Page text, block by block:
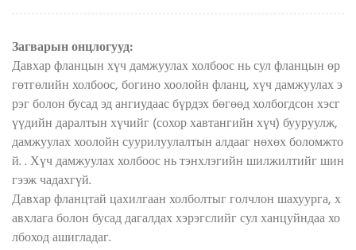
Загварын онцлогууд:
Давхар фланцын хүч дамжуулах холбоос нь сул фланцын өр
гөтгөлийн холбоос, богино хоолойн фланц, хүч дамжуулах э
рэг болон бусад эд ангиудаас бүрдэх бөгөөд холбогдсон хэсг
үүдийн даралтын хүчийг (сохор хавтангийн хүч) бууруулж,
дамжуулах хоолойн суурилуулалтын алдааг нөхөх боломжто
й. . Хүч дамжуулах холбоос нь тэнхлэгийн шилжилтийг шин
гээж чадахгүй.
Давхар фланцтай цахилгаан холболтыг голчлон шахуурга, х
авхлага болон бусад дагалдах хэрэгслийг сул ханцуйндаа хо
лбоход ашигладаг.